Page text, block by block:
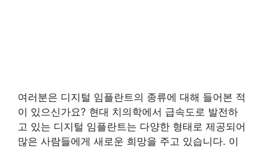
여러분은 디지털 임플란트의 종류에 대해 들어본 적
이 있으신가요? 현대 치의학에서 급속도로 발전하
고 있는 디지털 임플란트는 다양한 형태로 제공되어
많은 사람들에게 새로운 희망을 주고 있습니다. 이